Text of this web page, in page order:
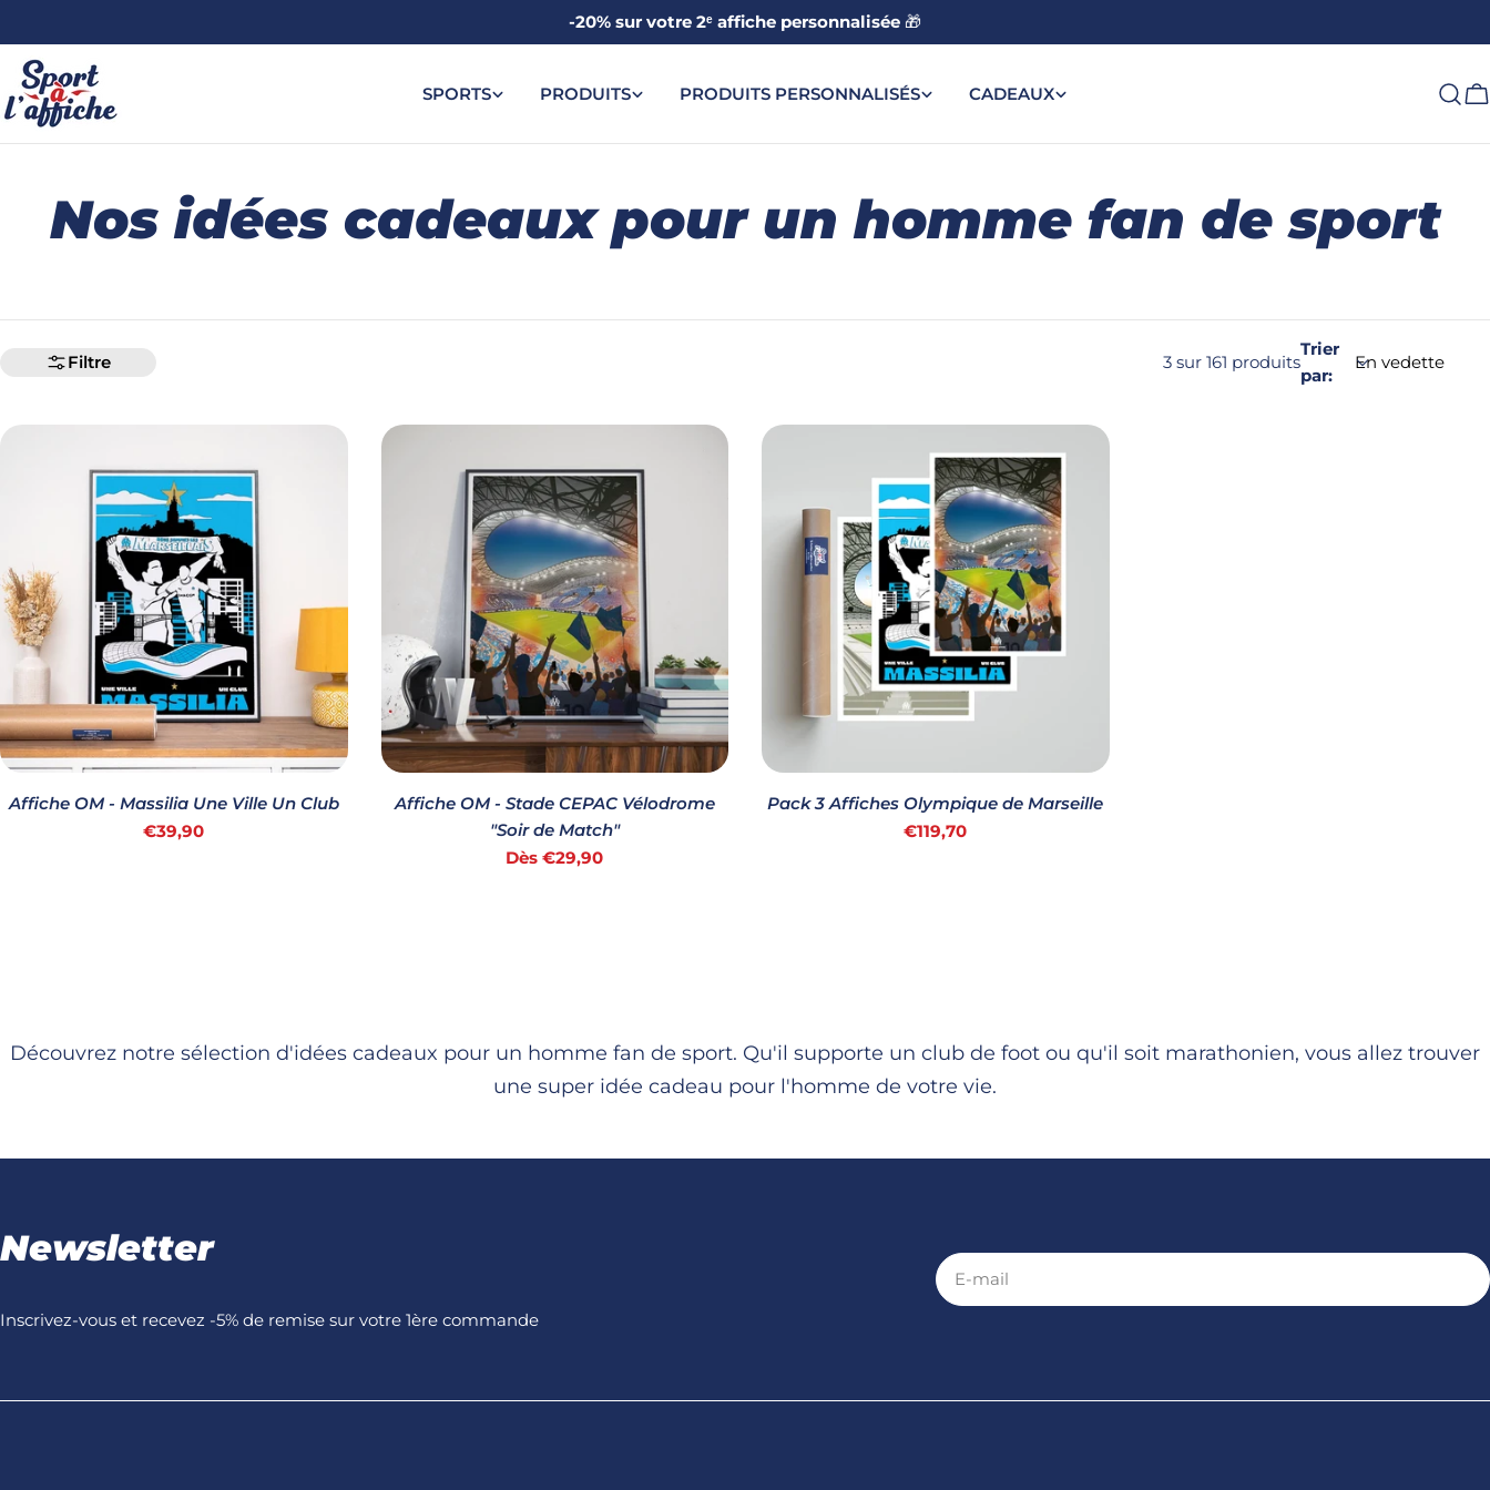
contenu
-20% sur votre 2ᵉ affiche personnalisée 🎁
SPORTS PRODUITS PRODUITS PERSONNALISÉS CADEAUX
C
l
t
i
o
n
Nos idées cadeaux pour un homme fan de sport
Filtre 3 sur 161 produits
Trier
par:
Affiche OM - Massilia Une Ville Un Club
Prix
€39,90
Affiche OM - Stade CEPAC Vélodrome
"Soir de Match"
Prix
Dès €29,90
Pack 3 Affiches Olympique de Marseille
Prix
€119,70
Découvrez notre sélection d'idées cadeaux pour un homme fan de sport. Qu'il supporte un club de foot ou qu'il soit marathonien, vous allez trouver
une super idée cadeau pour l'homme de votre vie.
Newsletter
Inscrivez-vous et recevez -5% de remise sur votre 1ère commande
E-
mail